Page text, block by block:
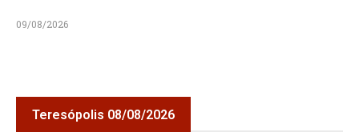
09/08/2026
Teresópolis 08/08/2026